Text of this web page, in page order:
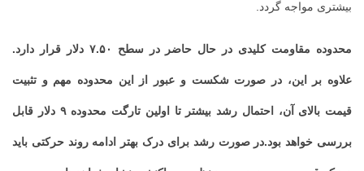
بیشتری مواجه گردد.
محدوده مقاومت کلیدی در حال حاضر در سطح ۷.۵۰ دلار قرار دارد.
علاوه بر این، در صورت شکست و عبور از این محدوده مهم و تثبیت
قیمت بالای آن، احتمال رشد بیشتر تا اولین تارگت محدوده۹ دلار قابل
بررسی خواهد بود.در صورت رشد برای درک بهتر ادامه روند حرکتی باید